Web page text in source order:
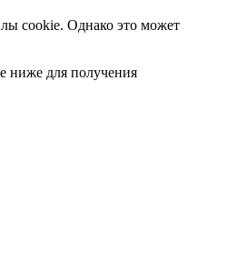
cookie. Однако это может
ниже для получения